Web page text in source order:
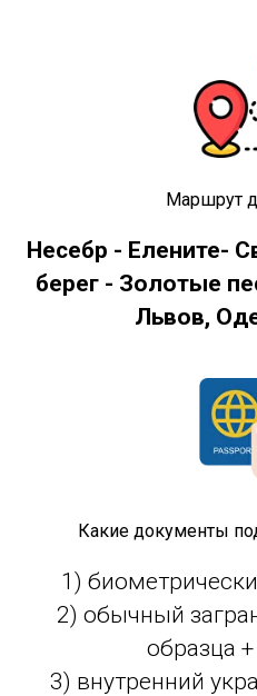
Маршрут
Несебр - Елените-
берег - Золотые
Львов,
Какие документы
1)
2) обычный
образца
3) внутренний